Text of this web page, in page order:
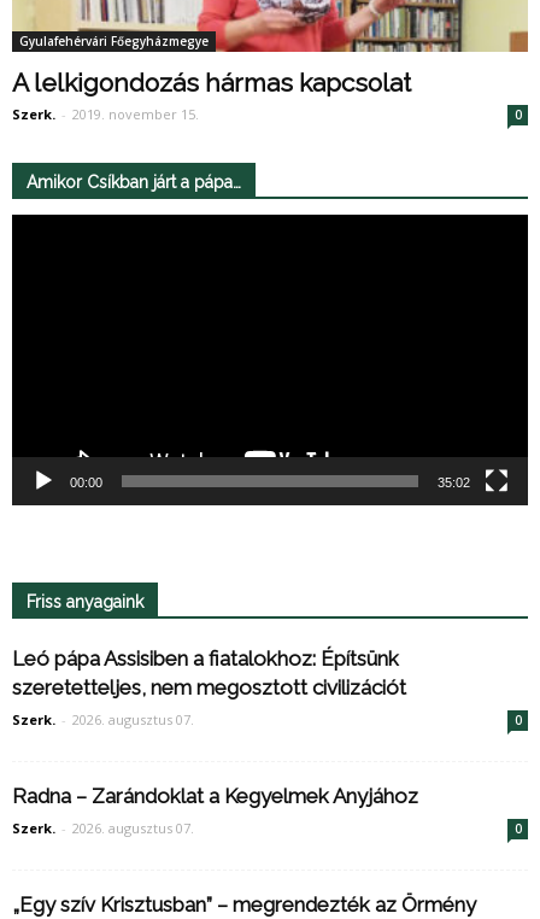
Gyulafehérvári Főegyházmegye
A lelkigondozás hármas kapcsolat
Szerk. - 2019. november 15. 0
Amikor Csíkban járt a pápa…
00:00 35:02
Friss anyagaink
Leó pápa Assisiben a fiatalokhoz: Építsünk
szeretetteljes, nem megosztott civilizációt
Szerk. - 2026. augusztus 07. 0
Radna – Zarándoklat a Kegyelmek Anyjához
Szerk. - 2026. augusztus 07. 0
„Egy szív Krisztusban” – megrendezték az Örmény